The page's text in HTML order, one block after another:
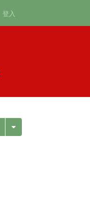
登入